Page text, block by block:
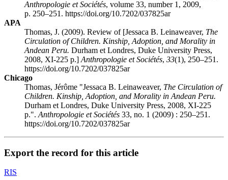
Anthropologie et Sociétés, volume 33, number 1, 2009,
p. 250–251. https://doi.org/10.7202/037825ar
APA
Thomas, J. (2009). Review of [Jessaca B. Leinaweaver, The
Circulation of Children. Kinship, Adoption, and Morality in
Andean Peru. Durham et Londres, Duke University Press,
2008, XI-225 p.] Anthropologie et Sociétés, 33(1), 250–251.
https://doi.org/10.7202/037825ar
Chicago
Thomas, Jérôme "Jessaca B. Leinaweaver, The Circulation of
Children. Kinship, Adoption, and Morality in Andean Peru.
Durham et Londres, Duke University Press, 2008, XI-225
p.". Anthropologie et Sociétés 33, no. 1 (2009) : 250–251.
https://doi.org/10.7202/037825ar
Export the record for this article
RIS